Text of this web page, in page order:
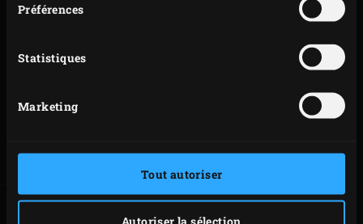
Préférences
Statistiques
Marketing
Tout autoriser
TABLE TABLETTES